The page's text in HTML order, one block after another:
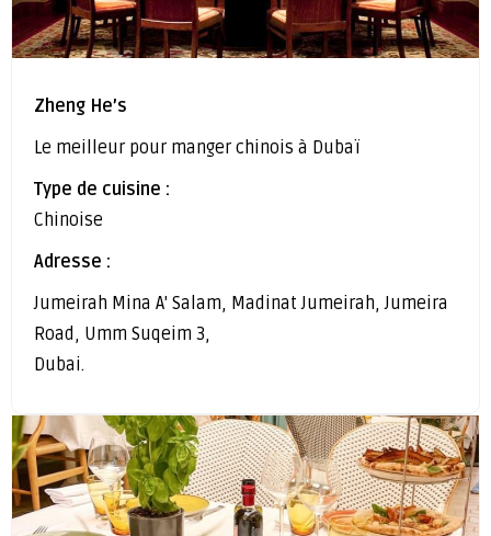
Zheng He’s
Le meilleur pour manger chinois à Dubaï
Type de cuisine :
Chinoise
Adresse :
Jumeirah Mina A' Salam, Madinat Jumeirah, Jumeira
Road, Umm Suqeim 3,
Dubai.